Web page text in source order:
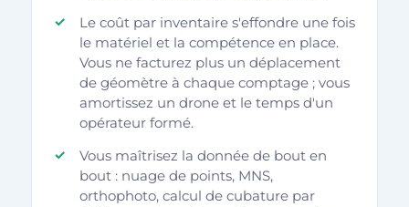
Le coût par inventaire s'effondre une fois
le matériel et la compétence en place.
Vous ne facturez plus un déplacement
de géomètre à chaque comptage ; vous
amortissez un drone et le temps d'un
opérateur formé.
Vous maîtrisez la donnée de bout en
bout : nuage de points, MNS,
orthophoto, calcul de cubature par